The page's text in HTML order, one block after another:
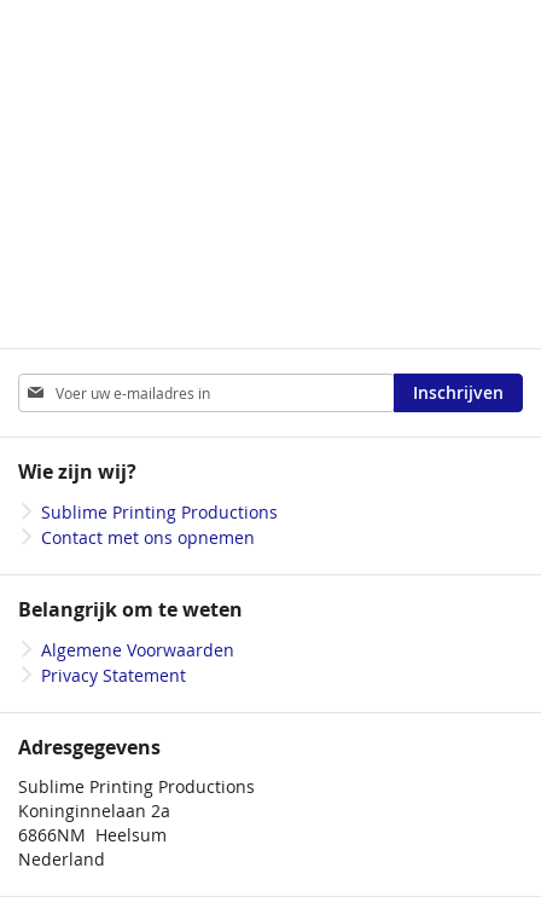
Abonneer
u
op
nieuwsbrief
Inschrijven
Wie zijn wij?
Sublime Printing Productions
Contact met ons opnemen
Belangrijk om te weten
Algemene Voorwaarden
Privacy Statement
Adresgegevens
Sublime Printing Productions
Koninginnelaan 2a
6866NM Heelsum
Nederland